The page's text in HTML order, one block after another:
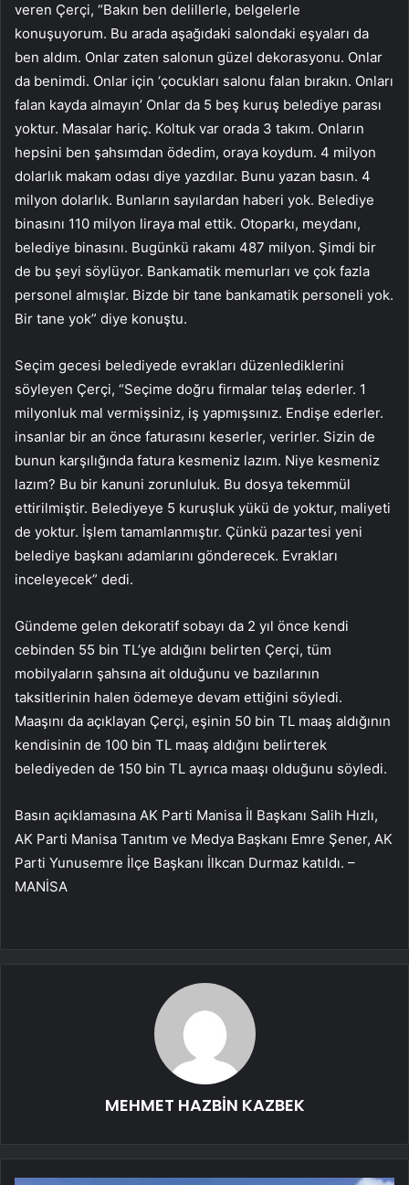
veren Çerçi, “Bakın ben delillerle, belgelerle
konuşuyorum. Bu arada aşağıdaki salondaki eşyaları da
ben aldım. Onlar zaten salonun güzel dekorasyonu. Onlar
da benimdi. Onlar için ‘çocukları salonu falan bırakın. Onları
falan kayda almayın’ Onlar da 5 beş kuruş belediye parası
yoktur. Masalar hariç. Koltuk var orada 3 takım. Onların
hepsini ben şahsımdan ödedim, oraya koydum. 4 milyon
dolarlık makam odası diye yazdılar. Bunu yazan basın. 4
milyon dolarlık. Bunların sayılardan haberi yok. Belediye
binasını 110 milyon liraya mal ettik. Otoparkı, meydanı,
belediye binasını. Bugünkü rakamı 487 milyon. Şimdi bir
de bu şeyi söylüyor. Bankamatik memurları ve çok fazla
personel almışlar. Bizde bir tane bankamatik personeli yok.
Bir tane yok” diye konuştu.
Seçim gecesi belediyede evrakları düzenlediklerini
söyleyen Çerçi, “Seçime doğru firmalar telaş ederler. 1
milyonluk mal vermişsiniz, iş yapmışsınız. Endişe ederler.
insanlar bir an önce faturasını keserler, verirler. Sizin de
bunun karşılığında fatura kesmeniz lazım. Niye kesmeniz
lazım? Bu bir kanuni zorunluluk. Bu dosya tekemmül
ettirilmiştir. Belediyeye 5 kuruşluk yükü de yoktur, maliyeti
de yoktur. İşlem tamamlanmıştır. Çünkü pazartesi yeni
belediye başkanı adamlarını gönderecek. Evrakları
inceleyecek” dedi.
Gündeme gelen dekoratif sobayı da 2 yıl önce kendi
cebinden 55 bin TL’ye aldığını belirten Çerçi, tüm
mobilyaların şahsına ait olduğunu ve bazılarının
taksitlerinin halen ödemeye devam ettiğini söyledi.
Maaşını da açıklayan Çerçi, eşinin 50 bin TL maaş aldığının
kendisinin de 100 bin TL maaş aldığını belirterek
belediyeden de 150 bin TL ayrıca maaşı olduğunu söyledi.
Basın açıklamasına AK Parti Manisa İl Başkanı Salih Hızlı,
AK Parti Manisa Tanıtım ve Medya Başkanı Emre Şener, AK
Parti Yunusemre İlçe Başkanı İlkcan Durmaz katıldı. –
MANİSA
MEHMET HAZBİN KAZBEK